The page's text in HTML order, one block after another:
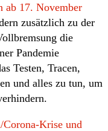
ab 17. November
zusätzlich zu der
die
Pandemie
Testen, Tracen,
und alles zu tun, um
Corona-Krise und